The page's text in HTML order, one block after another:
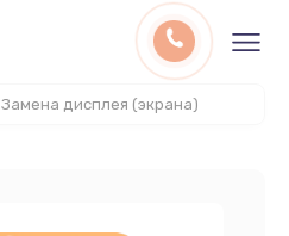
Замена дисплея (экрана)